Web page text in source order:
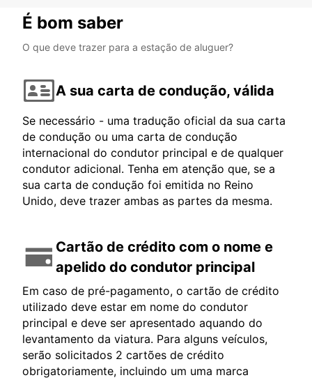
É bom saber
O que deve trazer para a estação de aluguer?
A sua carta de condução, válida
Se necessário - uma tradução oficial da sua carta
de condução ou uma carta de condução
internacional do condutor principal e de qualquer
condutor adicional. Tenha em atenção que, se a
sua carta de condução foi emitida no Reino
Unido, deve trazer ambas as partes da mesma.
Cartão de crédito com o nome e
apelido do condutor principal
Em caso de pré-pagamento, o cartão de crédito
utilizado deve estar em nome do condutor
principal e deve ser apresentado aquando do
levantamento da viatura. Para alguns veículos,
serão solicitados 2 cartões de crédito
obrigatoriamente, incluindo um uma marca